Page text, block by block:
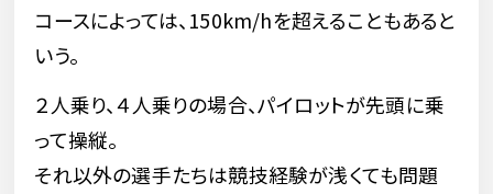
コースによっては、150km/hを超えることもあると
いう。
２人乗り、４人乗りの場合、パイロットが先頭に乗
って操縦。
それ以外の選手たちは競技経験が浅くても問題